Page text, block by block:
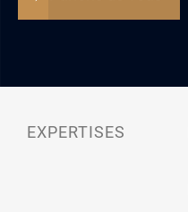
EXPERTISES